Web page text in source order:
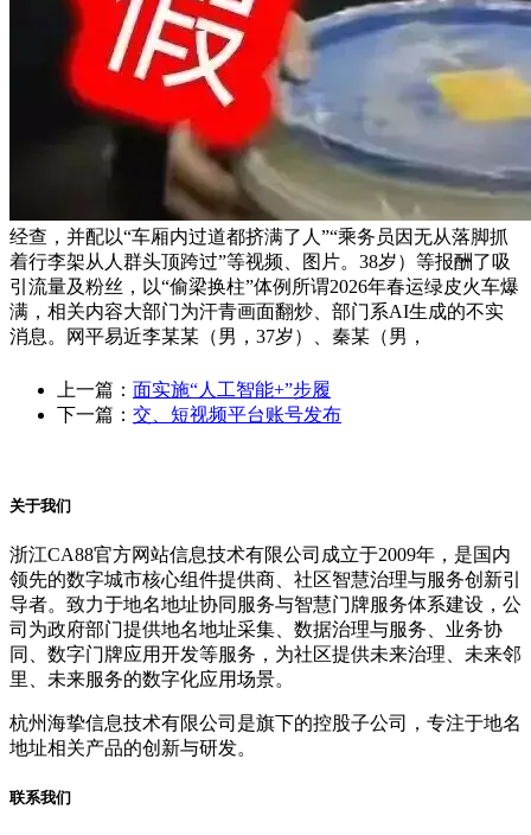
经查，并配以“车厢内过道都挤满了人”“乘务员因无从落脚抓
着行李架从人群头顶跨过”等视频、图片。38岁）等报酬了吸
引流量及粉丝，以“偷梁换柱”体例所谓2026年春运绿皮火车爆
满，相关内容大部门为汗青画面翻炒、部门系AI生成的不实
消息。网平易近李某某（男，37岁）、秦某（男，
上一篇： 面实施“人工智能+”步履
下一篇： 交、短视频平台账号发布
关于我们
浙江CA88官方网站信息技术有限公司成立于2009年，是国内
领先的数字城市核心组件提供商、社区智慧治理与服务创新引
导者。致力于地名地址协同服务与智慧门牌服务体系建设，公
司为政府部门提供地名地址采集、数据治理与服务、业务协
同、数字门牌应用开发等服务，为社区提供未来治理、未来邻
里、未来服务的数字化应用场景。
杭州海挚信息技术有限公司是旗下的控股子公司，专注于地名
地址相关产品的创新与研发。
联系我们